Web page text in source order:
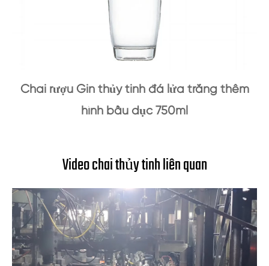
Chai rượu Gin thủy tinh đá lửa trắng thêm
hình bầu dục 750ml
Video chai thủy tinh liên quan